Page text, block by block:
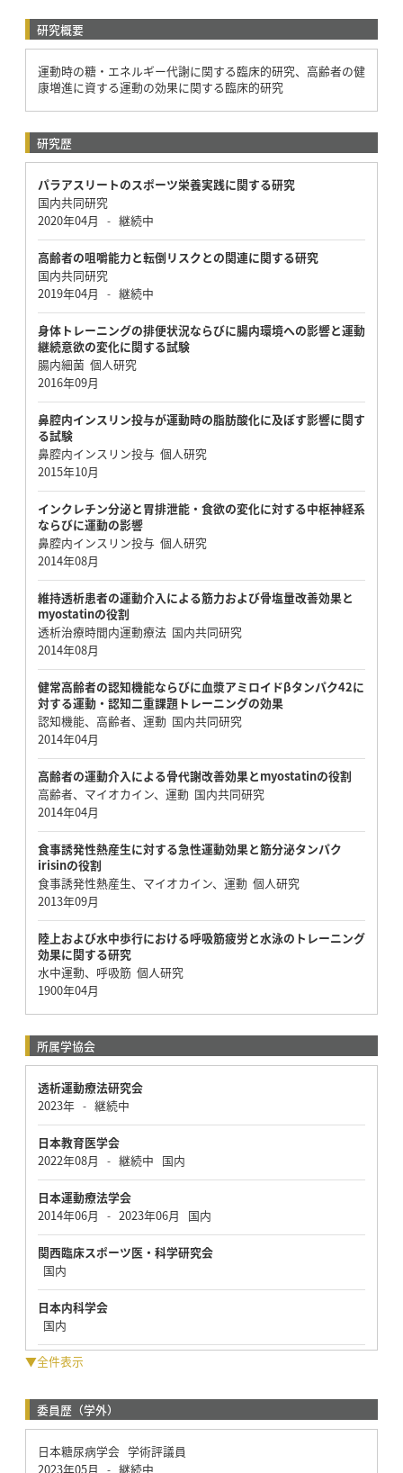
研究概要
運動時の糖・エネルギー代謝に関する臨床的研究、高齢者の健
康増進に資する運動の効果に関する臨床的研究
研究歴
パラアスリートのスポーツ栄養実践に関する研究
国内共同研究
2020年04月
- 継続中
高齢者の咀嚼能力と転倒リスクとの関連に関する研究
国内共同研究
2019年04月
- 継続中
身体トレーニングの排便状況ならびに腸内環境への影響と運動
継続意欲の変化に関する試験
腸内細菌 個人研究
2016年09月
鼻腔内インスリン投与が運動時の脂肪酸化に及ぼす影響に関す
る試験
鼻腔内インスリン投与 個人研究
2015年10月
インクレチン分泌と胃排泄能・食欲の変化に対する中枢神経系
ならびに運動の影響
鼻腔内インスリン投与 個人研究
2014年08月
維持透析患者の運動介入による筋力および骨塩量改善効果と
myostatinの役割
透析治療時間内運動療法 国内共同研究
2014年08月
健常高齢者の認知機能ならびに血漿アミロイドβタンパク42に
対する運動・認知二重課題トレーニングの効果
認知機能、高齢者、運動 国内共同研究
2014年04月
高齢者の運動介入による骨代謝改善効果とmyostatinの役割
高齢者、マイオカイン、運動 国内共同研究
2014年04月
食事誘発性熱産生に対する急性運動効果と筋分泌タンパク
irisinの役割
食事誘発性熱産生、マイオカイン、運動 個人研究
2013年09月
陸上および水中歩行における呼吸筋疲労と水泳のトレーニング
効果に関する研究
水中運動、呼吸筋 個人研究
1900年04月
所属学協会
透析運動療法研究会
2023年 - 継続中
日本教育医学会
2022年08月
- 継続中 国内
日本運動療法学会
2014年06月
- 2023年06月 国内
関西臨床スポーツ医・科学研究会
国内
日本内科学会
国内
▼全件表示
委員歴（学外）
日本糖尿病学会 学術評議員
2023年05月
- 継続中